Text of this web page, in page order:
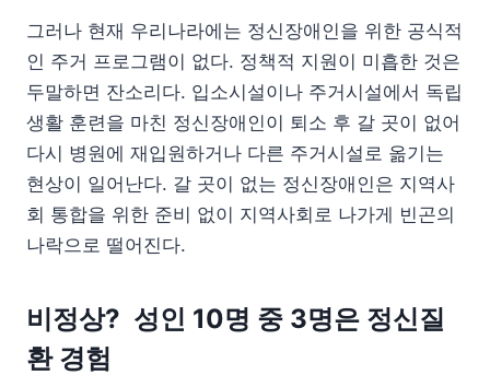
그러나 현재 우리나라에는 정신장애인을 위한 공식적
인 주거 프로그램이 없다. 정책적 지원이 미흡한 것은
두말하면 잔소리다. 입소시설이나 주거시설에서 독립
생활 훈련을 마친 정신장애인이 퇴소 후 갈 곳이 없어
다시 병원에 재입원하거나 다른 주거시설로 옮기는
현상이 일어난다. 갈 곳이 없는 정신장애인은 지역사
회 통합을 위한 준비 없이 지역사회로 나가게 빈곤의
나락으로 떨어진다.
비정상? 성인 10명 중 3명은 정신질
환 경험